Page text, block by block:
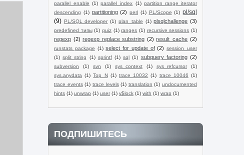
parallel_enable (1) parallel_index (1) partition range iterator
descending (1) partitioning (2) perl (1) PL/Scope (1) pl/sql
(9) PL/SQL developer (1) plan_table (1) plsqlchallenge (3)
predefined типы (1) quiz (1) ranges (1) recursive sessions (1)
regexp (2) regexp replace substring (2) result_cache (2)
runstats package (1) select for update of (2) session_user
(1) split string (1) sprintf (1) sql (1) subquery factoring (2)
subversion (1) svn (1) sys_context (1) sys_refcursor
(1)
sys.anydata (1) Top N (1) trace 10032 (1) trace 10046 (1)
trace events (1) trace levels (1) translation (1) undocumented
hints (1) unwrap (1) user (1) v$lock (1) with (1) wrap (1)
ПОДПИШИТЕСЬ